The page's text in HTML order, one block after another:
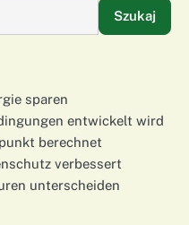
Szukaj
sparen
entwickelt wird
berechnet
verbessert
unterscheiden